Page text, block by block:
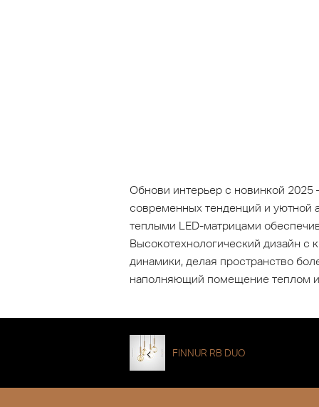
Обнови интерьер с новинкой 2025
современных тенденций и уютной
теплыми LED-матрицами
Высокотехнологический дизайн
динамики, делая пространство
наполняющий помещение теплом и
FINNUR RB DUO